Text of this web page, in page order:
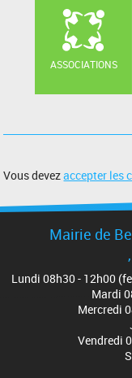
ASSOCIATIONS
Vous devezaccepter les
Mairie de
Lundi 08h30 - 12h00
Mardi
Mercredi
Vendredi